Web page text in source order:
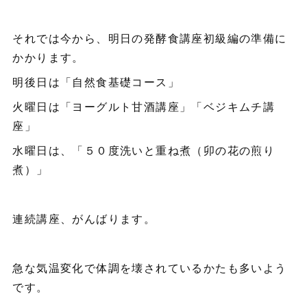
それでは今から、明日の発酵食講座初級編の準備に
かかります。
明後日は「自然食基礎コース」
火曜日は「ヨーグルト甘酒講座」「ベジキムチ講
座」
水曜日は、「５０度洗いと重ね煮（卯の花の煎り
煮）」
連続講座、がんばります。
急な気温変化で体調を壊されているかたも多いよう
です。